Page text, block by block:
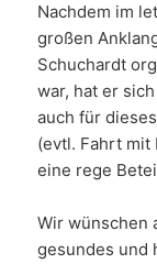
Nachdem im
großen
Schuchardt
war, hat er
auch für
(evtl. Fahrt mit
eine rege
Wir wünschen
gesundes und